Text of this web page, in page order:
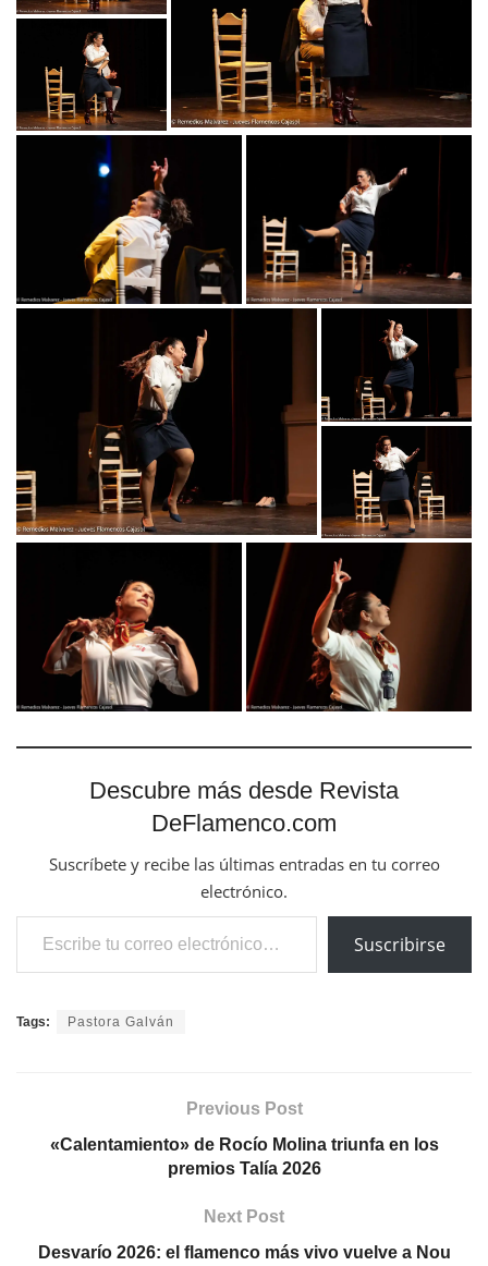
Descubre más desde Revista
DeFlamenco.com
Suscríbete y recibe las últimas entradas en tu correo
electrónico.
Escribe tu correo electrónico…
Suscribirse
Tags: Pastora Galván
Previous Post
«Calentamiento» de Rocío Molina triunfa en los
premios Talía 2026
Next Post
Desvarío 2026: el flamenco más vivo vuelve a Nou